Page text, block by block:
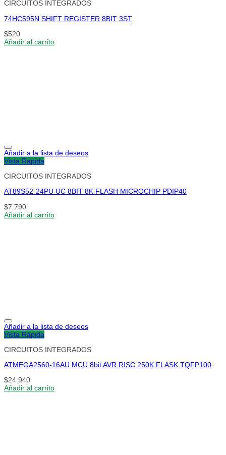
CIRCUITOS INTEGRADOS
74HC595N SHIFT REGISTER 8BIT 3ST
$520
Añadir al carrito
Añadir a la lista de deseos
Vista Rápida
CIRCUITOS INTEGRADOS
AT89S52-24PU UC 8BIT 8K FLASH MICROCHIP PDIP40
$7.790
Añadir al carrito
Añadir a la lista de deseos
Vista Rápida
CIRCUITOS INTEGRADOS
ATMEGA2560-16AU MCU 8bit AVR RISC 250K FLASK TQFP100
$24.940
Añadir al carrito